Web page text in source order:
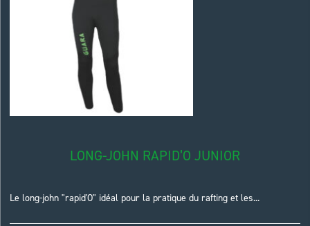
LONG-JOHN RAPID’O JUNIOR
Le long-john "rapid'O" idéal pour la pratique du rafting et les...